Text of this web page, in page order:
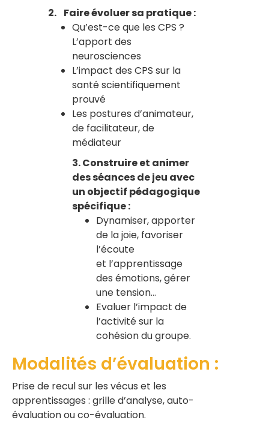
2. Faire évoluer sa pratique :
Qu’est-ce que les CPS ?
L’apport des
neurosciences
L’impact des CPS sur la
santé scientifiquement
prouvé
Les postures d’animateur,
de facilitateur, de
médiateur
3. Construire et animer
des séances de jeu avec
un objectif pédagogique
spécifique :
Dynamiser, apporter
de la joie, favoriser
l’écoute
et l’apprentissage
des émotions, gérer
une tension…
Evaluer l’impact de
l’activité sur la
cohésion du groupe.
Modalités d’évaluation :
Prise de recul sur les vécus et les
apprentissages : grille d’analyse, auto-
évaluation ou co-évaluation.